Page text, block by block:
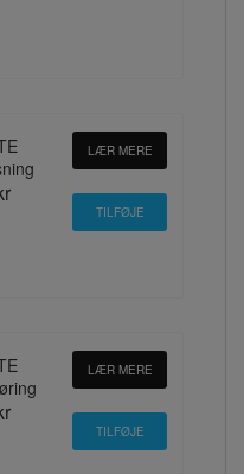
LÆR MERE
LÆR MERE